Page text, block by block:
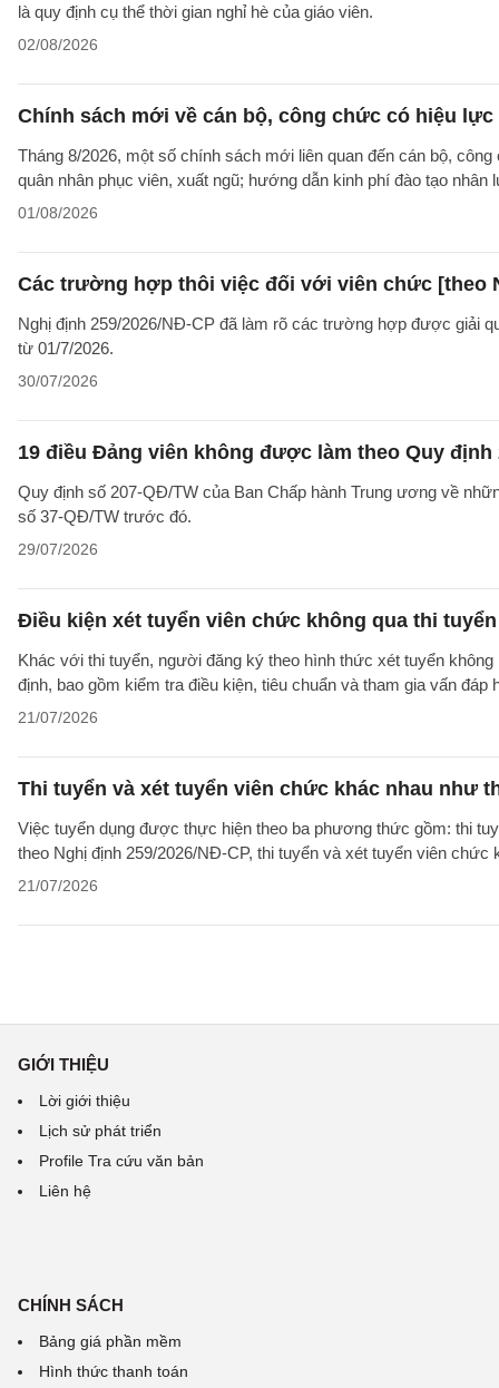
là quy định cụ thể thời gian nghỉ hè của giáo viên.
02/08/2026
Chính sách mới về cán bộ, công chức có hiệu lực
Tháng 8/2026, một số chính sách mới liên quan đến cán bộ,
quân nhân phục viên, xuất ngũ; hướng dẫn kinh phí đào tạo
01/08/2026
Các trường hợp thôi việc đối với viên chức [theo
Nghị định 259/2026/NĐ-CP đã làm rõ các trường hợp được giải
từ 01/7/2026.
30/07/2026
19 điều Đảng viên không được làm theo Quy định
Quy định số 207-QĐ/TW của Ban Chấp hành Trung ương về
số 37-QĐ/TW trước đó.
29/07/2026
Điều kiện xét tuyển viên chức không qua thi
Khác với thi tuyển, người đăng ký theo hình thức xét tuyển
định, bao gồm kiểm tra điều kiện, tiêu chuẩn và tham gia vấn đáp
21/07/2026
Thi tuyển và xét tuyển viên chức khác nhau như
Việc tuyển dụng được thực hiện theo ba phương thức gồm: thi
theo Nghị định 259/2026/NĐ-CP, thi tuyển và xét tuyển viên chức
21/07/2026
GIỚI THIỆU
Lời giới thiệu
Lịch sử phát triển
Profile Tra cứu văn bản
Liên hệ
CHÍNH SÁCH
Bảng giá phần mềm
Hình thức thanh toán